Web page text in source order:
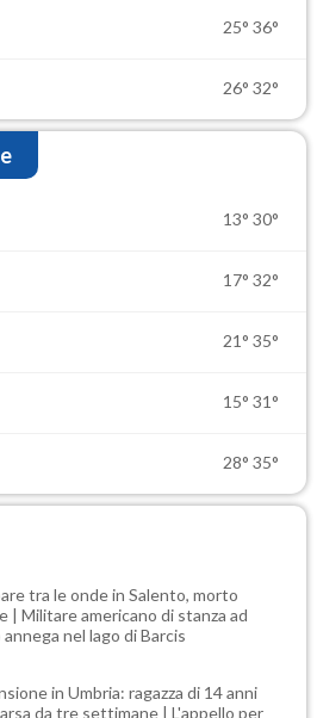
25° 36°
26° 32°
13° 30°
17° 32°
21° 35°
15° 31°
28° 35°
tra le onde in Salento, morto
| Militare americano di stanza ad
annega nel lago di Barcis
in Umbria: ragazza di 14 anni
da tre settimane | L'appello per